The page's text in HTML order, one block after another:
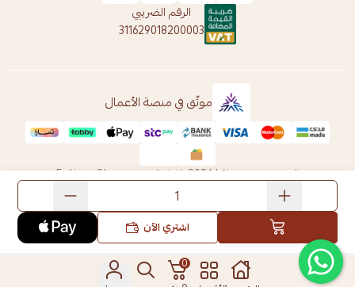
0
اشتري الآن
الرقم الضريبي
311629018200003
موثّق في منصة الأعمال
الحقوق محفوظة | 2026 فاطمة ستور Fatima Store